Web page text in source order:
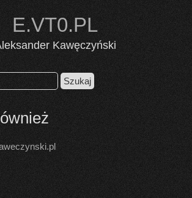
E.VT0.PL
Kawęczyński